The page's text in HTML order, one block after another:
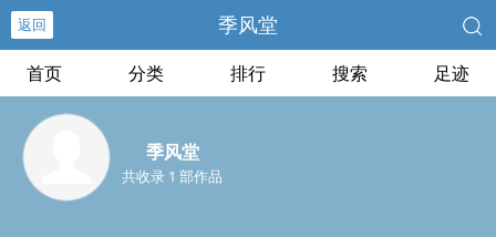
返回 季风堂
首页 分类 排行 搜索 足迹
季风堂
共收录 1 部作品